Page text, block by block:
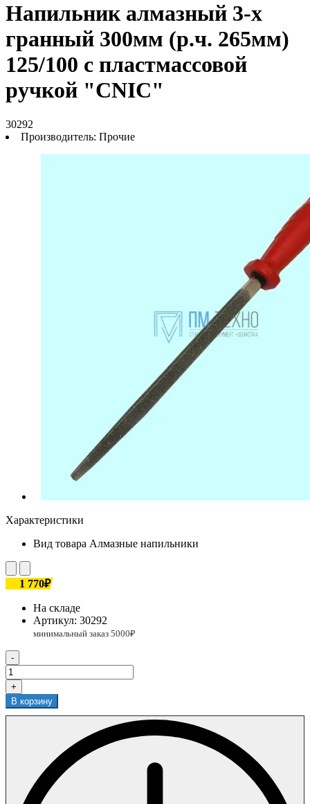
Напильник алмазный 3-х
гранный 300мм (р.ч. 265мм)
125/100 с пластмассовой
ручкой "CNIC"
30292
Производитель: Прочие
Характеристики
Вид товара Алмазные напильники
1 770₽
На складе
Артикул: 30292
-
+
В корзину